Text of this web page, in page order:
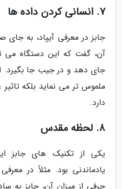
7. انسانی کردن داده ها
جابز در معرفی آیپاد، به
جای دهد و در جیب جا بگیرد.
ملموس تر می نماید بلکه
دارد.
8. لحظه مقدس
یکی از تکنیک های جابز
یادماندنی بود. مثلاً در
حرفی از میزان آن، جابز به